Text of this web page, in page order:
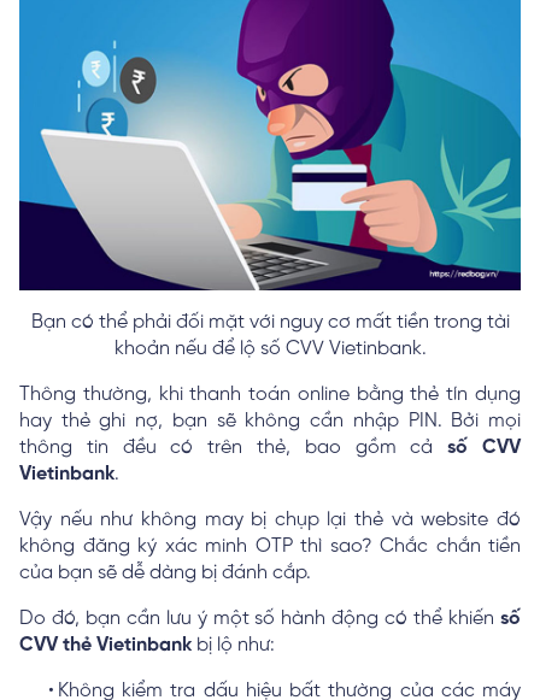
Bạn có thể phải đối mặt với nguy cơ mất tiền trong tài
khoản nếu để lộ số CVV Vietinbank.
Thông thường, khi thanh toán online bằng thẻ tín dụng
hay thẻ ghi nợ, bạn sẽ không cần nhập PIN. Bởi mọi
thông tin đều có trên thẻ, bao gồm cảsố CVV
Vietinbank.
Vậy nếu như không may bị chụp lại thẻ và website đó
không đăng ký xác minh OTP thì sao? Chắc chắn tiền
của bạn sẽ dễ dàng bị đánh cắp.
Do đó, bạn cần lưu ý một số hành động có thể khiến số
CVV thẻ Vietinbank bị lộ như:
Không kiểm tra dấu hiệu bất thường của các máy